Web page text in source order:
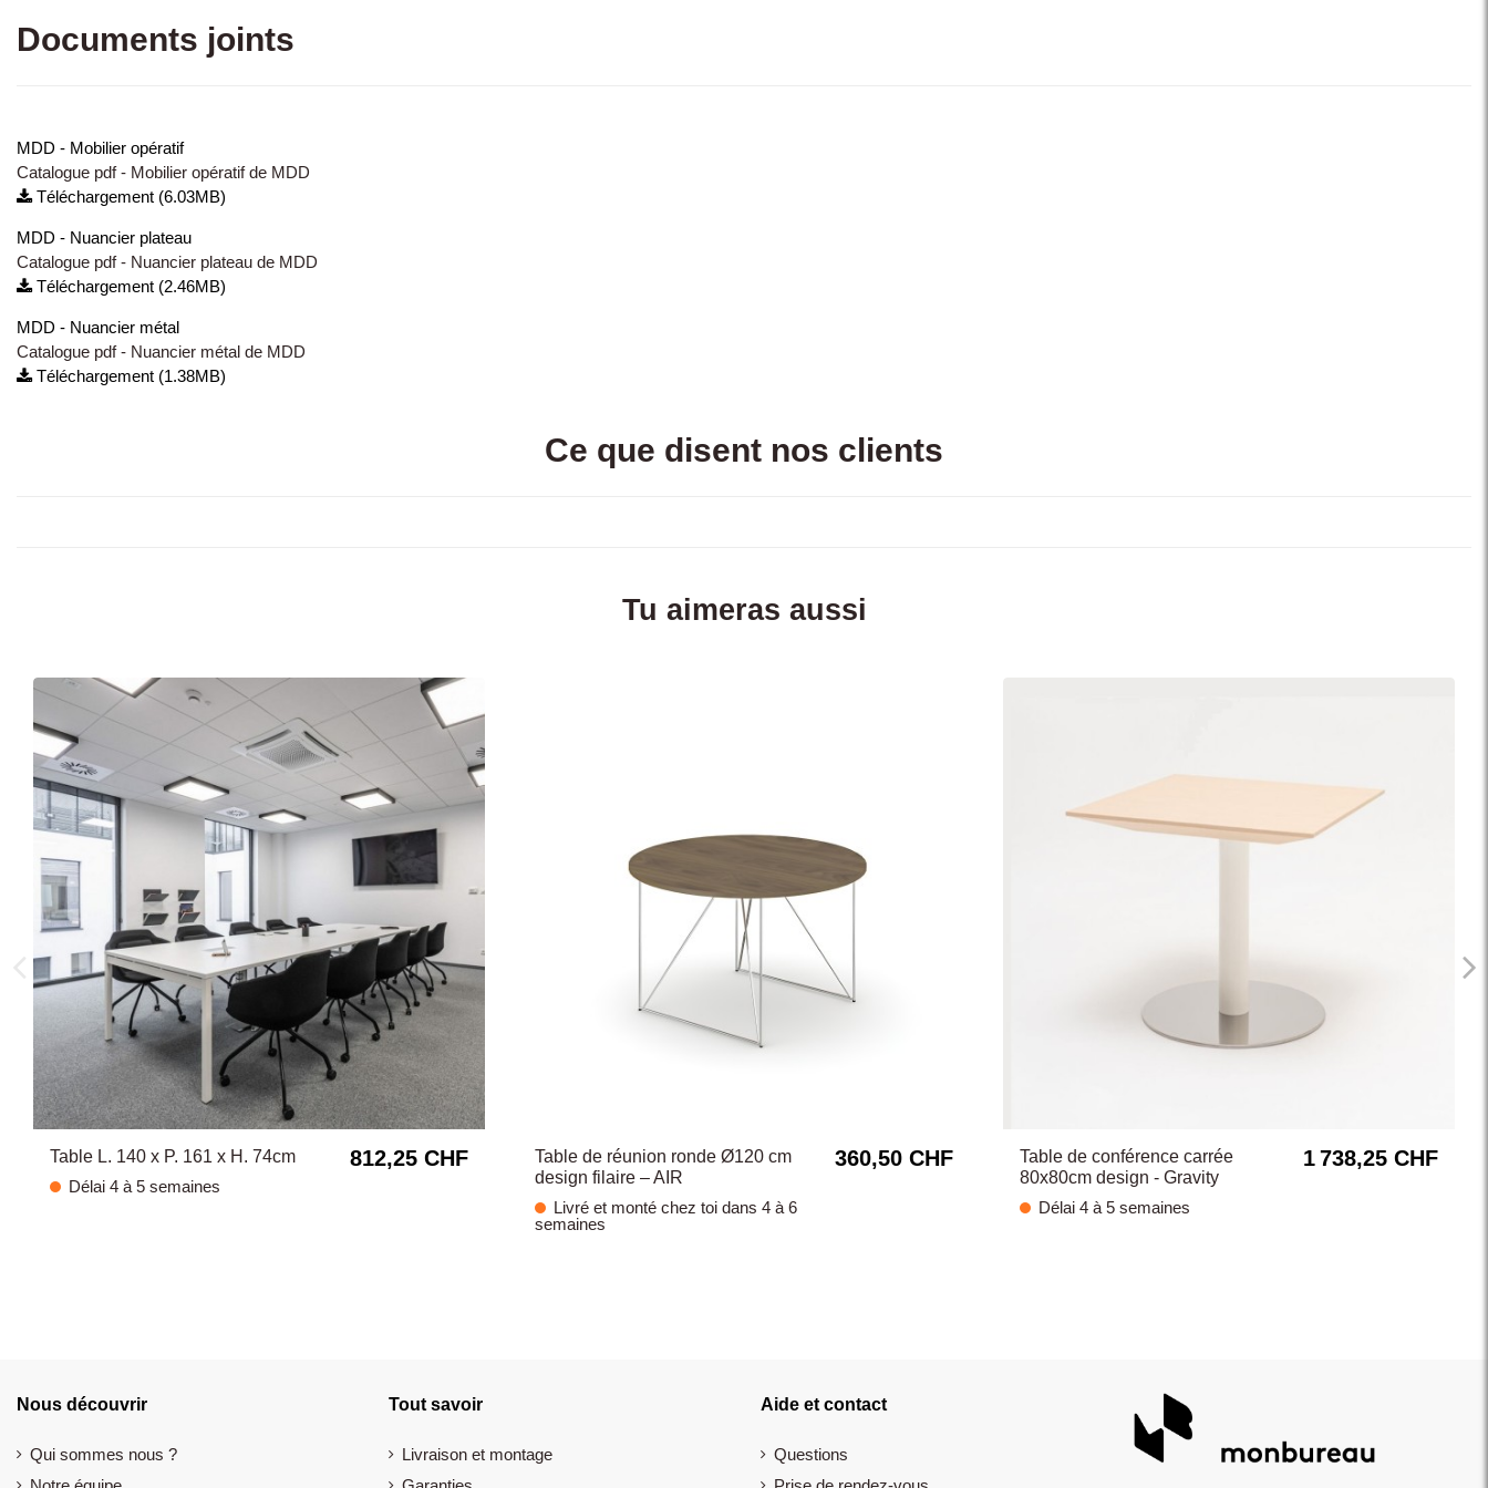
Documents joints
MDD - Mobilier opératif
Catalogue pdf - Mobilier opératif de MDD
Téléchargement (6.03MB)
MDD - Nuancier plateau
Catalogue pdf - Nuancier plateau de MDD
Téléchargement (2.46MB)
MDD - Nuancier métal
Catalogue pdf - Nuancier métal de MDD
Téléchargement (1.38MB)
Ce que disent nos clients
Tu aimeras aussi
Table L. 140 x P. 161 x H. 74cm
Délai 4 à 5 semaines
812,25 CHF
Table de réunion ronde Ø120 cm
design filaire – AIR
Livré et monté chez toi dans 4 à 6
semaines
360,50 CHF
Table de conférence carrée
80x80cm design - Gravity
Délai 4 à 5 semaines
1 738,25 CHF
Nous découvrir
Qui sommes nous ?
Tout savoir
Livraison et montage
Aide et contact
Questions